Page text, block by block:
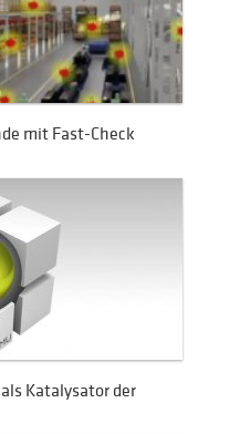
mit Fast-Check
Katalysator der